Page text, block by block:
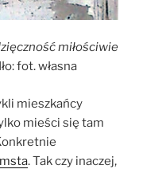
miłościwie
fot. własna
mieszkańcy
mieści się tam
. Tak czy inaczej,